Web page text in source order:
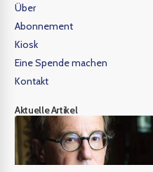
Über
Abonnement
Kiosk
Eine Spende machen
Kontakt
Aktuelle Artikel